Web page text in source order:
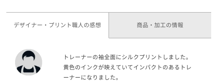
デザイナー・プリント職人の感想 商品・加工の情報
トレーナーの袖全面にシルクプリントしました。
黄色のインクが映えていてインパクトのあるトレ
ーナーになりました。